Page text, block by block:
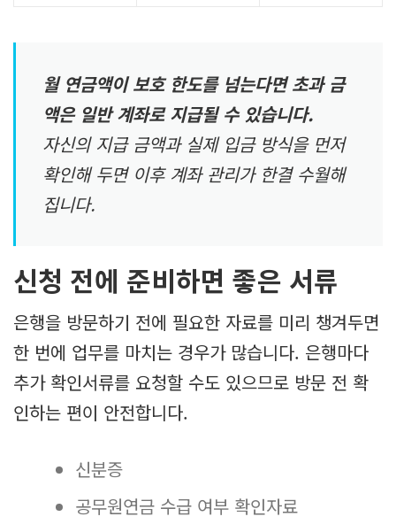
월 연금액이 보호 한도를 넘는다면 초과 금
액은 일반 계좌로 지급될 수 있습니다.
자신의 지급 금액과 실제 입금 방식을 먼저
확인해 두면 이후 계좌 관리가 한결 수월해
집니다.
신청 전에 준비하면 좋은 서류
은행을 방문하기 전에 필요한 자료를 미리 챙겨두면
한 번에 업무를 마치는 경우가 많습니다. 은행마다
추가 확인서류를 요청할 수도 있으므로 방문 전 확
인하는 편이 안전합니다.
신분증
공무원연금 수급 여부 확인자료